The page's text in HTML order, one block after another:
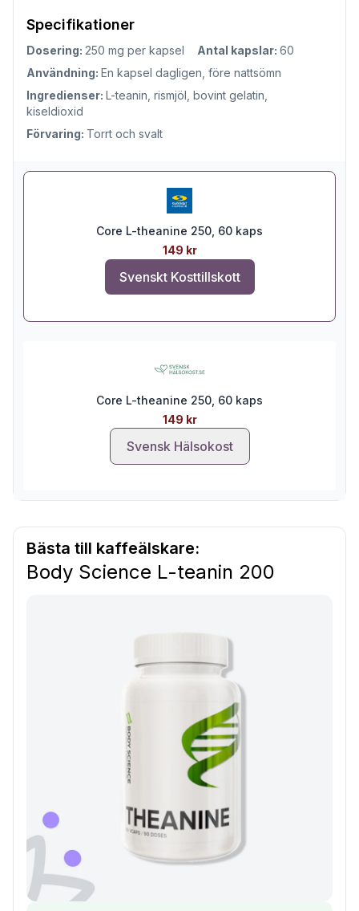
Specifikationer
Dosering: 250 mg per kapsel Antal kapslar: 60
Användning: En kapsel dagligen, före nattsömn
Ingredienser: L-teanin, rismjöl, bovint gelatin,
kiseldioxid
Förvaring: Torrt och svalt
Core L-theanine 250, 60 kaps
149 kr
Svenskt Kosttillskott
Core L-theanine 250, 60 kaps
149 kr
Svensk Hälsokost
Bästa till kaffeälskare:
Body Science L-teanin 200